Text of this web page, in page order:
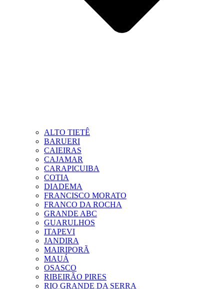
ALTO TIETÊ
BARUERI
CAIEIRAS
CAJAMAR
CARAPICUIBA
COTIA
DIADEMA
FRANCISCO MORATO
FRANCO DA ROCHA
GRANDE ABC
GUARULHOS
ITAPEVI
JANDIRA
MAIRIPORÃ
MAUÁ
OSASCO
RIBEIRÃO PIRES
RIO GRANDE DA SERRA